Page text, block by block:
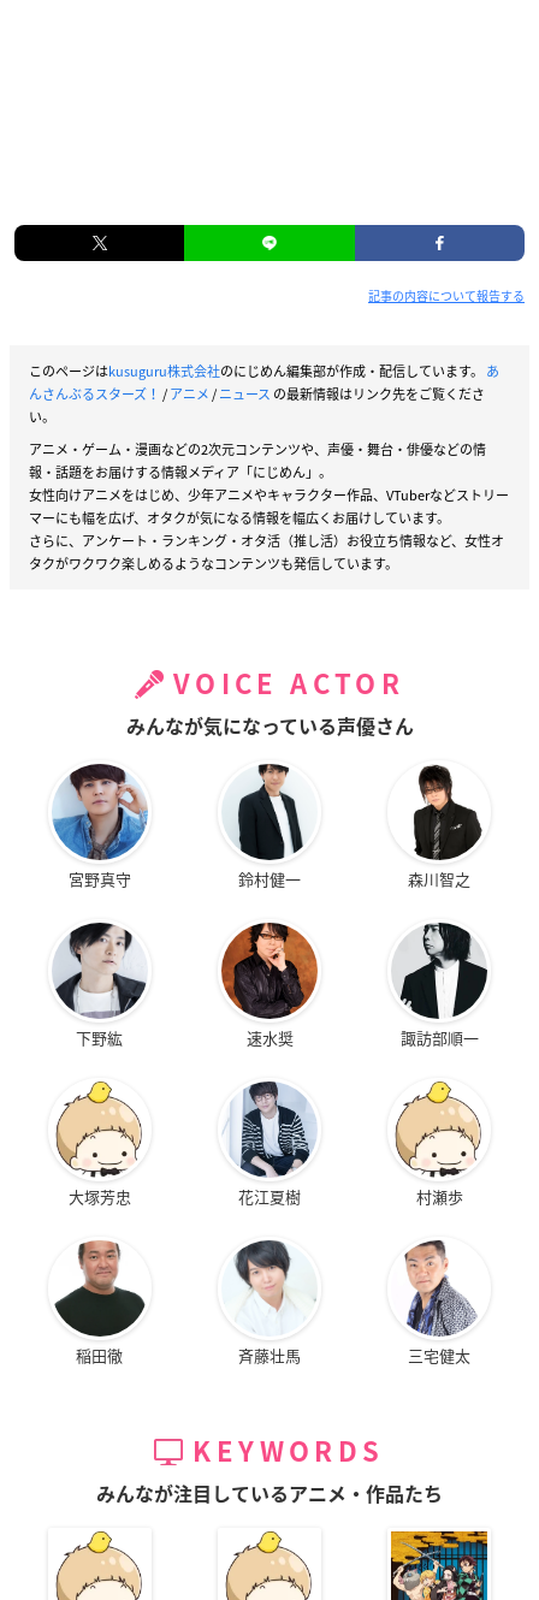
記事の内容について報告する
このページはkusuguru株式会社のにじめん編集部が作成・配信しています。 あ
んさんぶるスターズ！ /アニメ/ニュース の最新情報はリンク先をご覧くださ
い。
アニメ・ゲーム・漫画などの2次元コンテンツや、声優・舞台・俳優などの情
報・話題をお届けする情報メディア「にじめん」。
女性向けアニメをはじめ、少年アニメやキャラクター作品、VTuberなどストリー
マーにも幅を広げ、オタクが気になる情報を幅広くお届けしています。
さらに、アンケート・ランキング・オタ活（推し活）お役立ち情報など、女性オ
タクがワクワク楽しめるようなコンテンツも発信しています。
VOICE ACTOR
みんなが気になっている声優さん
宮野真守 鈴村健一 森川智之
下野紘 速水奨 諏訪部順一
大塚芳忠 花江夏樹 村瀬歩
稲田徹 斉藤壮馬 三宅健太
KEYWORDS
みんなが注目しているアニメ・作品たち